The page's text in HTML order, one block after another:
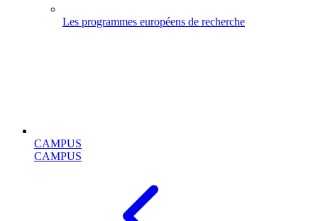
Les programmes européens de recherche
CAMPUS
CAMPUS